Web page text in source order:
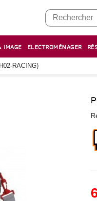
IMAGE ELECTROMÉNAGER
RACING)